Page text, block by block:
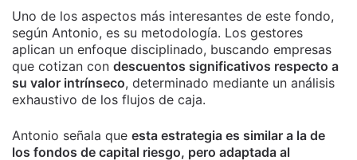
Uno de los aspectos más interesantes de este fondo,
según Antonio, es su metodología. Los gestores
aplican un enfoque disciplinado, buscando empresas
que cotizan con descuentos significativos respecto a
su valor intrínseco, determinado mediante un análisis
exhaustivo de los flujos de caja.
Antonio señala que esta estrategia es similar a la de
los fondos de capital riesgo, pero adaptada al